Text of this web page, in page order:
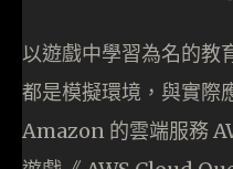
以遊戲中學習為名的教
都是模擬環境，與實際
Amazon 的雲端服務